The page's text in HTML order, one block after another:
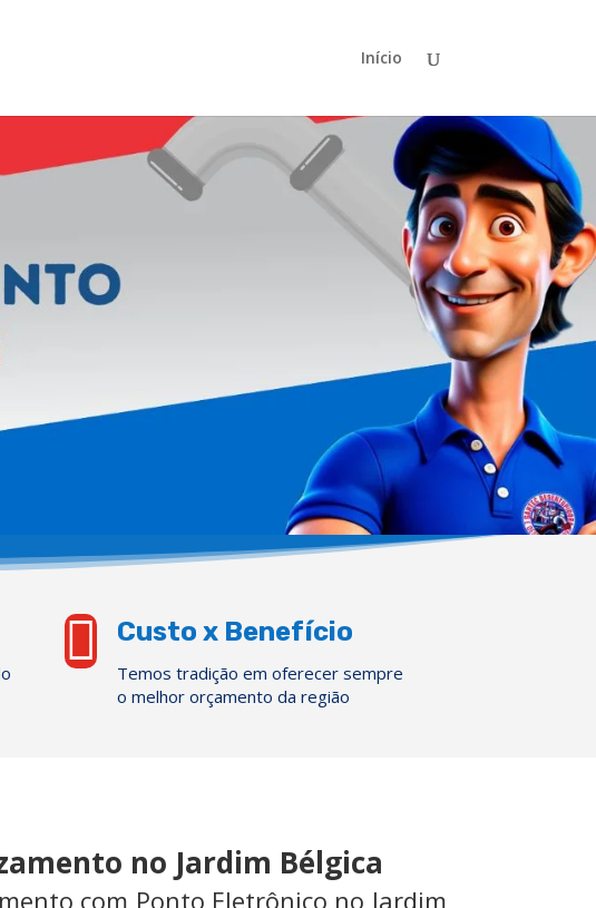
Início
 Custo x Benefício
Temos tradição em oferecer sempre
o melhor orçamento da região
no Jardim Bélgica
com Ponto Eletrônico no Jardim